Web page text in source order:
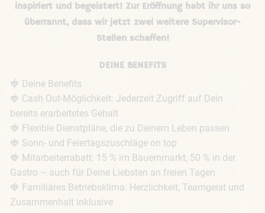
inspiriert und begeistert! Zur Eröffnung habt ihr uns so
überrannt, dass wir jetzt zwei weitere Supervisor-
Stellen schaffen!
DEINE BENEFITS
🍓 Deine Benefits
🍓 Cash Out-Möglichkeit: Jederzeit Zugriff auf Dein
bereits erarbeitetes Gehalt
🍓 Flexible Dienstpläne, die zu Deinem Leben passen
🍓 Sonn- und Feiertagszuschläge on top
🍓 Mitarbeiterrabatt: 15 % im Bauernmarkt, 50 % in der
Gastro – auch für Deine Liebsten an freien Tagen
🍓 Familiäres Betriebsklima: Herzlichkeit, Teamgeist und
Zusammenhalt inklusive